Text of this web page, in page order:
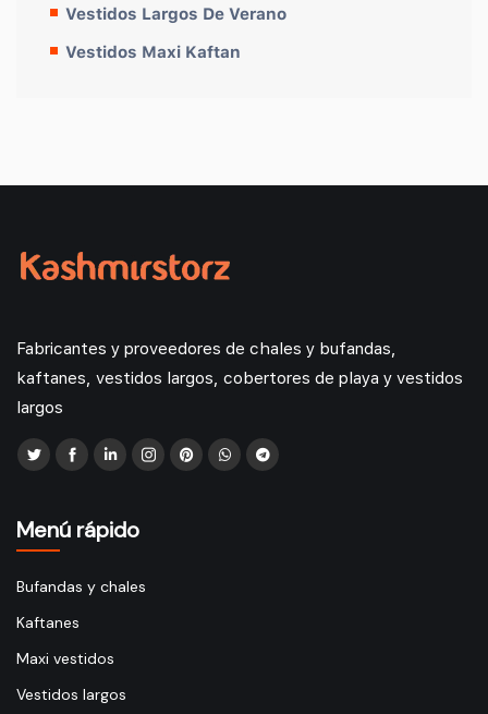
Vestidos Largos De Verano
Vestidos Maxi Kaftan
Fabricantes y proveedores de chales y bufandas,
kaftanes, vestidos largos, cobertores de playa y vestidos
largos
Menú rápido
Bufandas y chales
Kaftanes
Maxi vestidos
Vestidos largos